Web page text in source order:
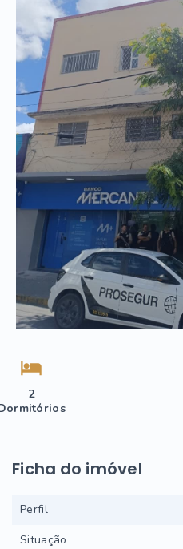
2
Ficha do imóvel
Perfil
Situação